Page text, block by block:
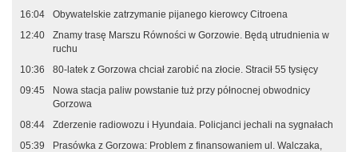
16:04
Obywatelskie zatrzymanie pijanego kierowcy Citroena
12:40
Znamy trasę Marszu Równości w Gorzowie. Będą utrudnienia w
ruchu
10:36
80-latek z Gorzowa chciał zarobić na złocie. Stracił 55 tysięcy
09:45
Nowa stacja paliw powstanie tuż przy północnej obwodnicy
Gorzowa
08:44
Zderzenie radiowozu i Hyundaia. Policjanci jechali na sygnałach
05:39
Prasówka z Gorzowa: Problem z finansowaniem ul. Walczaka,